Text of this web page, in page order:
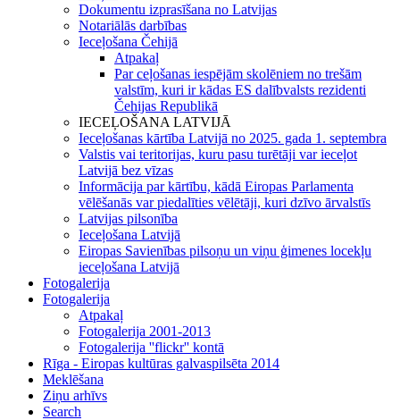
Dokumentu izprasīšana no Latvijas
Notariālās darbības
Ieceļošana Čehijā
Atpakaļ
Par ceļošanas iespējām skolēniem no trešām
valstīm, kuri ir kādas ES dalībvalsts rezidenti
Čehijas Republikā
IECEĻOŠANA LATVIJĀ
Ieceļošanas kārtība Latvijā no 2025. gada 1. septembra
Valstis vai teritorijas, kuru pasu turētāji var ieceļot
Latvijā bez vīzas
Informācija par kārtību, kādā Eiropas Parlamenta
vēlēšanās var piedalīties vēlētāji, kuri dzīvo ārvalstīs
Latvijas pilsonība
Ieceļošana Latvijā
Eiropas Savienības pilsoņu un viņu ģimenes locekļu
ieceļošana Latvijā
Fotogalerija
Fotogalerija
Atpakaļ
Fotogalerija 2001-2013
Fotogalerija ''flickr'' kontā
Rīga - Eiropas kultūras galvaspilsēta 2014
Meklēšana
Ziņu arhīvs
Search